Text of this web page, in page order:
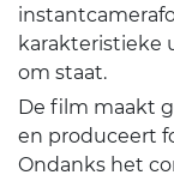
karakteristieke
om staat.
De film maakt
en produceert
Ondanks het